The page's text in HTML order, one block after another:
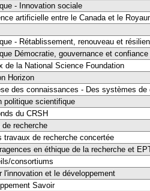
- Innovation sociale
artificielle entre le Canada et le
- Rétablissement, renouveau et
Démocratie, gouvernance et confiance
de la National Science Foundation
Horizon
des connaissances - Des systèmes de
politique scientifique
du CRSH
recherche
travaux de recherche concertée
en éthique de la recherche et
consortiums
l'innovation et le développement
Savoir